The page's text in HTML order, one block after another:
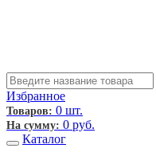
Избранное
Товаров: 0 шт.
На сумму: 0 руб.
Каталог